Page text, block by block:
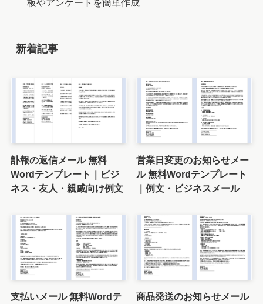
板やアンケートを簡単作成
新着記事
訃報の返信メール 無料
Wordテンプレート｜ビジ
ネス・友人・親戚向け例文
営業日変更のお知らせメー
ル 無料Wordテンプレート
｜例文・ビジネスメール
支払いメール 無料Wordテ
商品発送のお知らせメール